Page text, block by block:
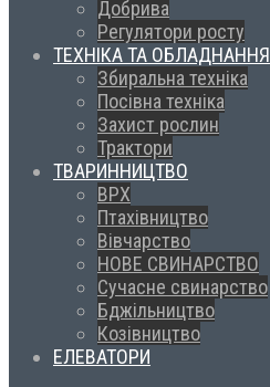
Добрива
Регулятори росту
ТЕХНІКА ТА ОБЛАДНАННЯ
Збиральна техніка
Посівна техніка
Захист рослин
Трактори
ТВАРИННИЦТВО
ВРХ
Птахівництво
Вівчарство
НОВЕ СВИНАРСТВО
Сучасне свинарство
Бджільництво
Козівництво
ЕЛЕВАТОРИ